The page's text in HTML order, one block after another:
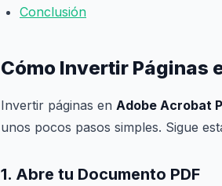
Conclusión
Cómo Invertir Páginas
Invertir páginas en Adobe Acrobat
unos pocos pasos simples. Sigue
1. Abre tu Documento PDF